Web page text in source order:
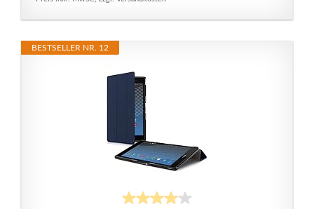
BESTSELLER NR. 12